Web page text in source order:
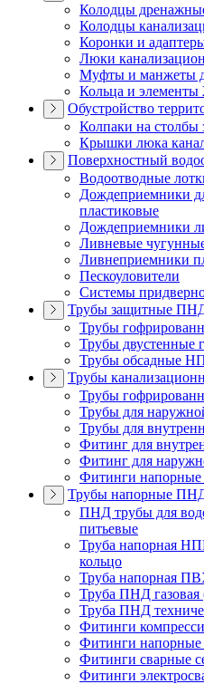
Колодцы
Колодцы
Коронки и
Люки
Муфты и манжеты
Кольца и
Обустройство
Колпаки на столбы
Крышки люка
Поверхностный
Водоотводные
Дождеприемники
пластиковые
Дождеприемники
Ливневые
Ливнеприемники
Пескоуловители
Системы
Трубы защитные
Трубы
Трубы
Трубы обсадные
Трубы
Трубы
Трубы для
Трубы для
Фитинг для
Фитинг для
Фитинги
Трубы напорные
ПНД трубы для
питьевые
Труба напорная
кольцо
Труба напорная
Труба ПНД
Труба ПНД
Фитинги
Фитинги
Фитинги сварные
Фитинги